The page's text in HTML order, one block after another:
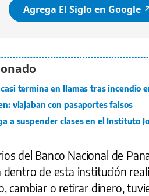
Agrega El Siglo en Google
casi termina en llamas tras incendio
viajaban con pasaportes falsos
a suspender clases en el Instituto
del Banco Nacional de
dentro de esta institución
cambiar o retirar dinero,